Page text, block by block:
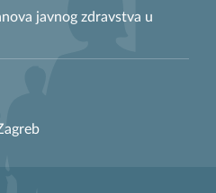
javnog zdravstva u